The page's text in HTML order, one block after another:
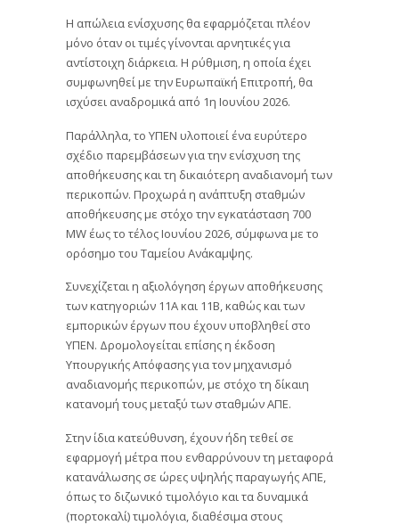
Η απώλεια ενίσχυσης θα εφαρμόζεται πλέον
μόνο όταν οι τιμές γίνονται αρνητικές για
αντίστοιχη διάρκεια. Η ρύθμιση, η οποία έχει
συμφωνηθεί με την Ευρωπαϊκή Επιτροπή, θα
ισχύσει αναδρομικά από 1η Ιουνίου 2026.
Παράλληλα, το ΥΠΕΝ υλοποιεί ένα ευρύτερο
σχέδιο παρεμβάσεων για την ενίσχυση της
αποθήκευσης και τη δικαιότερη αναδιανομή των
περικοπών. Προχωρά η ανάπτυξη σταθμών
αποθήκευσης με στόχο την εγκατάσταση 700
MW έως το τέλος Ιουνίου 2026, σύμφωνα με το
ορόσημο του Ταμείου Ανάκαμψης.
Συνεχίζεται η αξιολόγηση έργων αποθήκευσης
των κατηγοριών 11Α και 11Β, καθώς και των
εμπορικών έργων που έχουν υποβληθεί στο
ΥΠΕΝ. Δρομολογείται επίσης η έκδοση
Υπουργικής Απόφασης για τον μηχανισμό
αναδιανομής περικοπών, με στόχο τη δίκαιη
κατανομή τους μεταξύ των σταθμών ΑΠΕ.
Στην ίδια κατεύθυνση, έχουν ήδη τεθεί σε
εφαρμογή μέτρα που ενθαρρύνουν τη μεταφορά
κατανάλωσης σε ώρες υψηλής παραγωγής ΑΠΕ,
όπως το διζωνικό τιμολόγιο και τα δυναμικά
(πορτοκαλί) τιμολόγια, διαθέσιμα στους